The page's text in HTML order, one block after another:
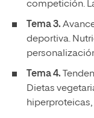
competición.
Tema 3.
deportiva.
Tema 4.
Dietas